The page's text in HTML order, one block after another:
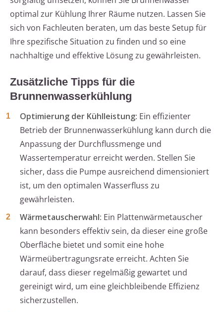
optimal zur Kühlung Ihrer Räume nutzen. Lassen Sie
sich von Fachleuten beraten, um das beste Setup für
Ihre spezifische Situation zu finden und so eine
nachhaltige und effektive Lösung zu gewährleisten.
Zusätzliche Tipps für die
Brunnenwasserkühlung
Optimierung der Kühlleistung: Ein effizienter
Betrieb der Brunnenwasserkühlung kann durch die
Anpassung der Durchflussmenge und
Wassertemperatur erreicht werden. Stellen Sie
sicher, dass die Pumpe ausreichend dimensioniert
ist, um den optimalen Wasserfluss zu
gewährleisten.
Wärmetauscherwahl: Ein Plattenwärmetauscher
kann besonders effektiv sein, da dieser eine große
Oberfläche bietet und somit eine hohe
Wärmeübertragungsrate erreicht. Achten Sie
darauf, dass dieser regelmäßig gewartet und
gereinigt wird, um eine gleichbleibende Effizienz
sicherzustellen.